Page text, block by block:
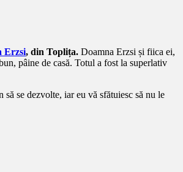
Erzsi, din Toplița. Doamna Erzsi și fiica ei,
pâine de casă. Totul a fost la superlativ
se dezvolte, iar eu vă sfătuiesc să nu le